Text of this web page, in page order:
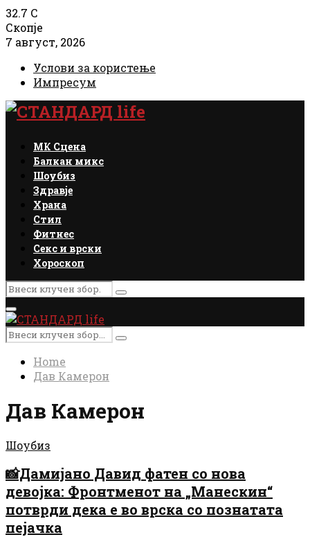
32.7 C
Скопје
7 август, 2026
Услови за користење
Импресум
Facebook
Instagram
Email
Rss
МК Сцена
Балкан микс
Шоубиз
Здравје
Храна
Стил
Фитнес
Секс и врски
Хороскоп
Search
for:
Search
Primary
Menu
Search
for:
Search
Home
Дав Камерон
Дав Камерон
Шоубиз
📸Дамијано Давид фатен со нова
девојка: Фронтменот на „Манескин“
потврди дека е во врска со познатата
пејачка